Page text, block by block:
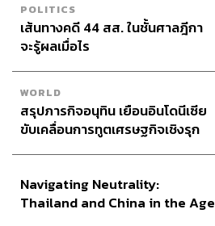
POLITICS
เส้นทางคดี 44 สส. ในชั้นศาลฎีกา
จะรู้ผลเมื่อไร
WORLD
สรุปภารกิจอนุทิน เยือนอินโดนีเซีย
ขับเคลื่อนการทูตเศรษฐกิจเชิงรุก
Navigating Neutrality:
Thailand and China in the Age